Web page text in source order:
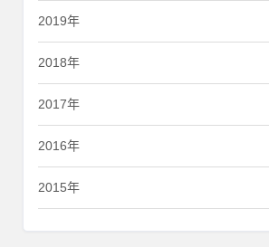
2019年
2018年
2017年
2016年
2015年